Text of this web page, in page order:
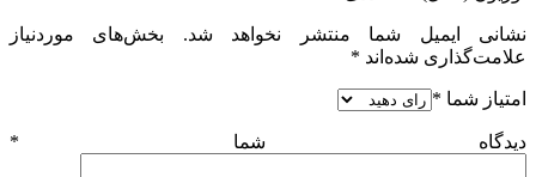
نشانی ایمیل شما منتشر نخواهد شد.
بخش‌های موردنیاز
علامت‌گذاری شده‌اند *
امتیاز شما *
دیدگاه شما *